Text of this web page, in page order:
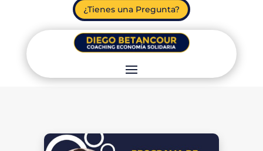
¿Tienes una Pregunta?